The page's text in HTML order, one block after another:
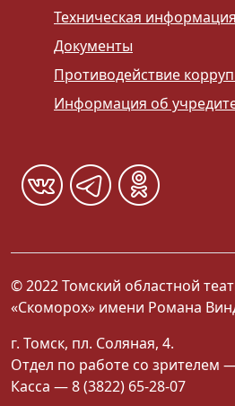
Техническая информация
Документы
Противодействие
Информация об
© 2022 Томский областной
«Скоморох» имени Романа
г. Томск, пл. Соляная, 4.
Отдел по работе со зрителем
Касса — 8 (3822) 65-28-07